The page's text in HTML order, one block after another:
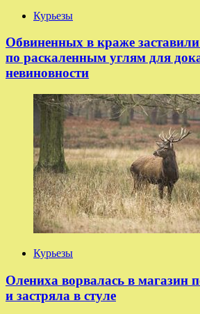
Курьезы
Обвиненных в краже
по раскаленным углям для
невиновности
Курьезы
Олениха ворвалась в магазин
и застряла в стуле